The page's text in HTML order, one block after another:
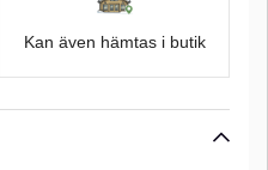
Kan även hämtas i butik